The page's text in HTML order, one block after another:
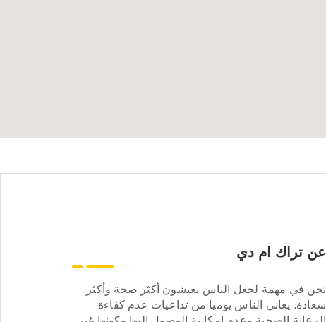
عن تراك ام دي
نحن في مهمة لجعل الناس يعيشون أكثر صحة وأكثر
سعادة. يعاني الناس يوميا من تداعيات عدم كفاءة